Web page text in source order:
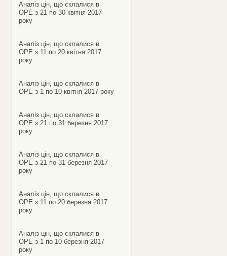
Аналіз цін, що склалися в
ОРЕ з 21 по 30 квітня 2017
року
Аналіз цін, що склалися в
ОРЕ з 11 по 20 квітня 2017
року
Аналіз цін, що склалися в
ОРЕ з 1 по 10 квітня 2017 року
Аналіз цін, що склалися в
ОРЕ з 21 по 31 березня 2017
року
Аналіз цін, що склалися в
ОРЕ з 21 по 31 березня 2017
року
Аналіз цін, що склалися в
ОРЕ з 11 по 20 березня 2017
року
Аналіз цін, що склалися в
ОРЕ з 1 по 10 березня 2017
року